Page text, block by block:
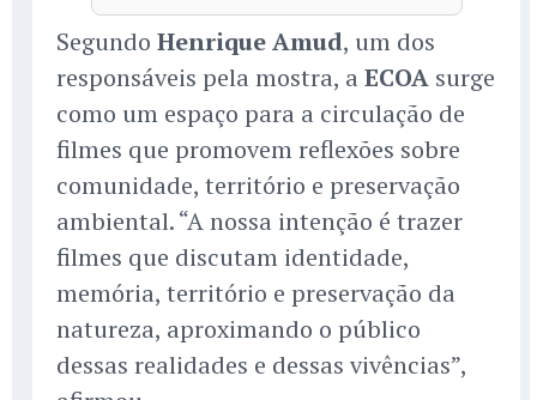
Segundo Henrique Amud, um dos
responsáveis pela mostra, a ECOA surge
como um espaço para a circulação de
filmes que promovem reflexões sobre
comunidade, território e preservação
ambiental. “A nossa intenção é trazer
filmes que discutam identidade,
memória, território e preservação da
natureza, aproximando o público
dessas realidades e dessas vivências”,